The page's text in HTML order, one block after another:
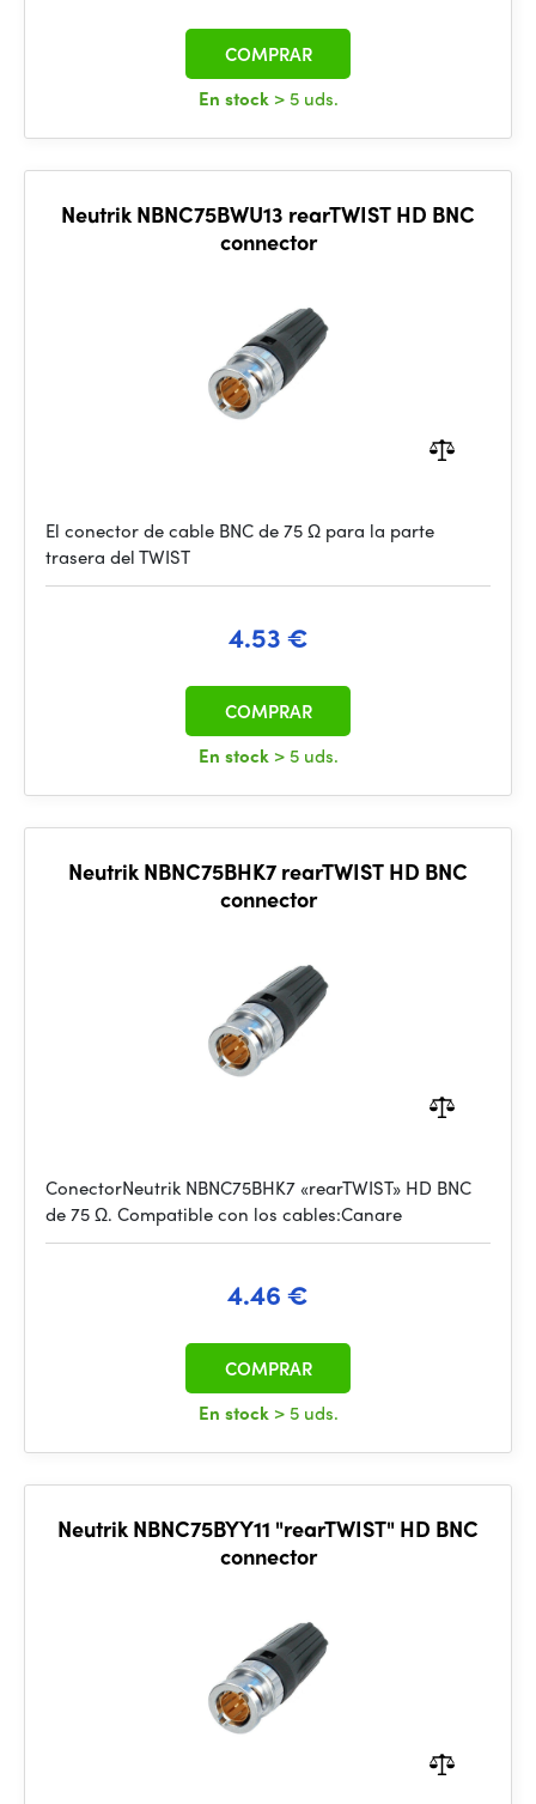
En stock > 5 uds.
COMPRAR
Neutrik NBNC75BWU13 rearTWIST HD BNC
connector
El conector de cable BNC de 75 Ω para la parte
trasera del TWIST
4.53 €
En stock > 5 uds.
COMPRAR
Neutrik NBNC75BHK7 rearTWIST HD BNC
connector
ConectorNeutrik NBNC75BHK7 «rearTWIST» HD BNC
de 75 Ω. Compatible con los cables:Canare
4.46 €
En stock > 5 uds.
COMPRAR
Neutrik NBNC75BYY11 "rearTWIST" HD BNC
connector